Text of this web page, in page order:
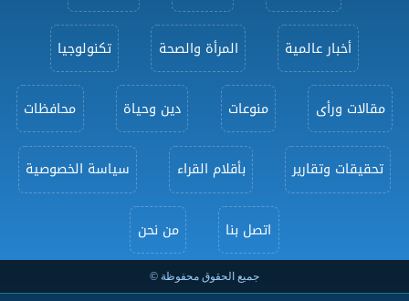
أخبار عالمية المرأة والصحة تكنولوجيا
مقالات ورأى منوعات دين وحياة محافظات
تحقيقات وتقارير بأقلام القراء سياسة الخصوصية
اتصل بنا من نحن
جميع الحقوق محفوظة ©